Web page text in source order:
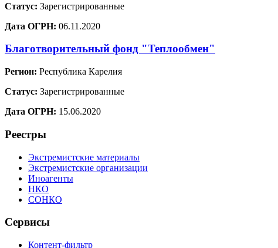
Статус: Зарегистрированные
Дата ОГРН: 06.11.2020
Благотворительный фонд "Теплообмен"
Регион: Республика Карелия
Статус: Зарегистрированные
Дата ОГРН: 15.06.2020
Реестры
Экстремистские материалы
Экстремистские организации
Иноагенты
НКО
СОНКО
Сервисы
Контент-фильтр